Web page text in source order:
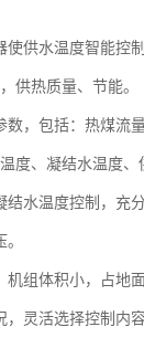
供水温度智能控
供热质量、节能。
，包括：热煤流
度、凝结水温度、
水温度控制，充
组体积小，占地面
灵活选择控制内